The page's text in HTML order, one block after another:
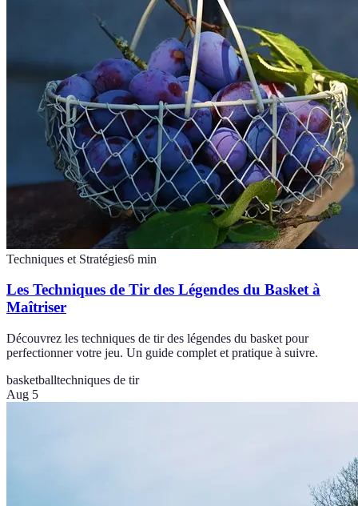
Techniques et Stratégies6 min
Les Techniques de Tir des Légendes du Basket à
Maîtriser
Découvrez les techniques de tir des légendes du basket pour
perfectionner votre jeu. Un guide complet et pratique à suivre.
basketballtechniques de tir
Aug 5